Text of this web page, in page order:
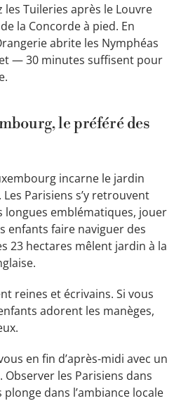
les Tuileries après le Louvre
la Concorde à pied. En
abrite les Nymphéas
— 30 minutes suffisent pour
le préféré des
incarne le jardin
Parisiens s’y retrouvent
longues emblématiques, jouer
enfants faire naviguer des
23 hectares mêlent jardin à la
reines et écrivains. Si vous
adorent les manèges,
en fin d’après-midi avec un
les Parisiens dans
dans l’ambiance locale